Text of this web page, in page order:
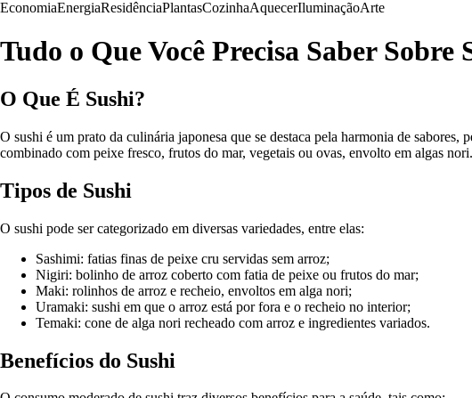
EconomiaEnergiaResidênciaPlantasCozinhaAquecerIluminaçãoArte
Tudo o Que Você Precisa Saber Sobre
O Que É Sushi?
O sushi é um prato da culinária japonesa que se destaca pela harmonia de
combinado com peixe fresco, frutos do mar, vegetais ou ovas, envolto em algas nori.
Tipos de Sushi
O sushi pode ser categorizado em diversas variedades, entre elas:
Sashimi: fatias finas de peixe cru servidas sem arroz;
Nigiri: bolinho de arroz coberto com fatia de peixe ou frutos do mar;
Maki: rolinhos de arroz e recheio, envoltos em alga nori;
Uramaki: sushi em que o arroz está por fora e o recheio no interior;
Temaki: cone de alga nori recheado com arroz e ingredientes variados.
Benefícios do Sushi